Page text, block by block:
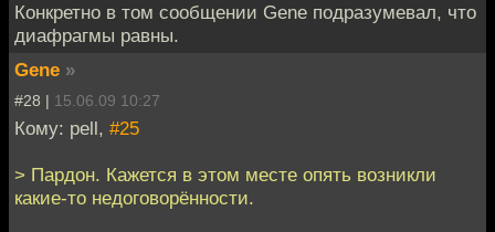
Конкретно в том сообщении Gene подразумевал, что
диафрагмы равны.
Gene »
#28 | 15.06.09 10:27
Кому: pell, #25
> Пардон. Кажется в этом месте опять возникли
какие-то недоговорённости.